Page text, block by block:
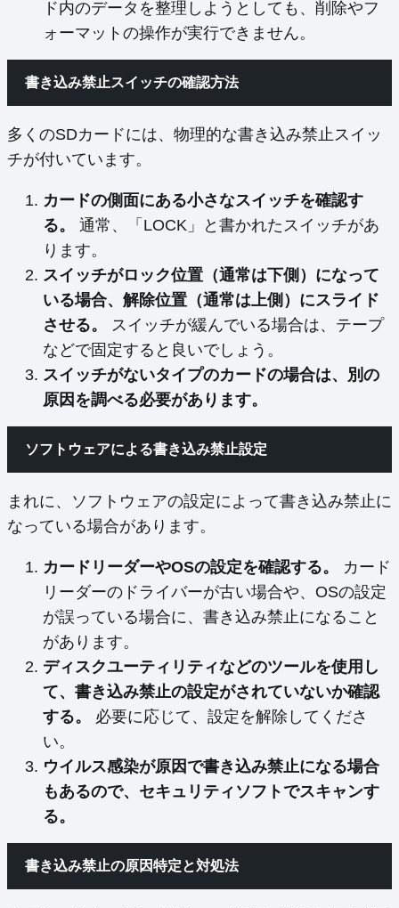
ド内のデータを整理しようとしても、削除やフ
ォーマットの操作が実行できません。
書き込み禁止スイッチの確認方法
多くのSDカードには、物理的な書き込み禁止スイッ
チが付いています。
カードの側面にある小さなスイッチを確認す
る。
通常、「LOCK」と書かれたスイッチがあ
ります。
スイッチがロック位置（通常は下側）になって
いる場合、解除位置（通常は上側）にスライド
させる。
スイッチが緩んでいる場合は、テープ
などで固定すると良いでしょう。
スイッチがないタイプのカードの場合は、別の
原因を調べる必要があります。
ソフトウェアによる書き込み禁止設定
まれに、ソフトウェアの設定によって書き込み禁止に
なっている場合があります。
カードリーダーやOSの設定を確認する。
カード
リーダーのドライバーが古い場合や、OSの設定
が誤っている場合に、書き込み禁止になること
があります。
ディスクユーティリティなどのツールを使用し
て、書き込み禁止の設定がされていないか確認
する。
必要に応じて、設定を解除してくださ
い。
ウイルス感染が原因で書き込み禁止になる場合
もあるので、セキュリティソフトでスキャンす
る。
書き込み禁止の原因特定と対処法